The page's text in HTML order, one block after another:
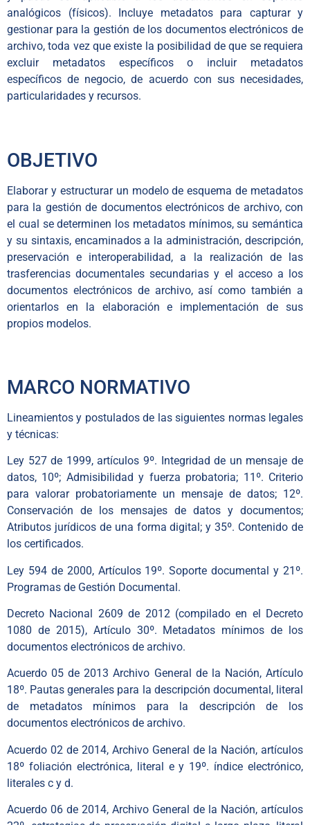
analógicos (físicos). Incluye metadatos para capturar y
gestionar para la gestión de los documentos electrónicos de
archivo, toda vez que existe la posibilidad de que se requiera
excluir metadatos específicos o incluir metadatos
específicos de negocio, de acuerdo con sus necesidades,
particularidades y recursos.
OBJETIVO
Elaborar y estructurar un modelo de esquema de metadatos
para la gestión de documentos electrónicos de archivo, con
el cual se determinen los metadatos mínimos, su semántica
y su sintaxis, encaminados a la administración, descripción,
preservación e interoperabilidad, a la realización de las
trasferencias documentales secundarias y el acceso a los
documentos electrónicos de archivo, así como también a
orientarlos en la elaboración e implementación de sus
propios modelos.
MARCO NORMATIVO
Lineamientos y postulados de las siguientes normas legales
y técnicas:
Ley 527 de 1999, artículos 9º. Integridad de un mensaje de
datos, 10º; Admisibilidad y fuerza probatoria; 11º. Criterio
para valorar probatoriamente un mensaje de datos; 12º.
Conservación de los mensajes de datos y documentos;
Atributos jurídicos de una forma digital; y 35º. Contenido de
los certificados.
Ley 594 de 2000, Artículos 19º. Soporte documental y 21º.
Programas de Gestión Documental.
Decreto Nacional 2609 de 2012 (compilado en el Decreto
1080 de 2015), Artículo 30º. Metadatos mínimos de los
documentos electrónicos de archivo.
Acuerdo 05 de 2013 Archivo General de la Nación, Artículo
18º. Pautas generales para la descripción documental, literal
de metadatos mínimos para la descripción de los
documentos electrónicos de archivo.
Acuerdo 02 de 2014, Archivo General de la Nación, artículos
18º foliación electrónica, literal e y 19º. índice electrónico,
literales c y d.
Acuerdo 06 de 2014, Archivo General de la Nación, artículos